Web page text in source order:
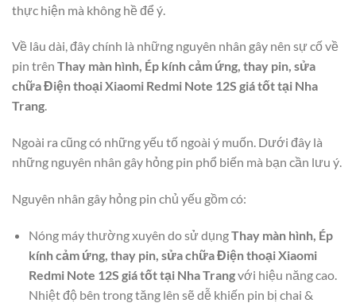
thực hiện mà không hề để ý.
Về lâu dài, đây chính là những nguyên nhân gây nên sự cố về
pin trên Thay màn hình, Ép kính cảm ứng, thay pin, sửa
chữa Điện thoại Xiaomi Redmi Note 12S giá tốt tại Nha
Trang.
Ngoài ra cũng có những yếu tố ngoài ý muốn. Dưới đây là
những nguyên nhân gây hỏng pin phổ biến mà bạn cần lưu ý.
Nguyên nhân gây hỏng pin chủ yếu gồm có:
Nóng máy thường xuyên do sử dụngThay màn hình, Ép
kính cảm ứng, thay pin, sửa chữa Điện thoại Xiaomi
Redmi Note 12S giá tốt tại Nha Trangvới hiệu năng cao.
Nhiệt độ bên trong tăng lên sẽ dễ khiến pin bị chai &